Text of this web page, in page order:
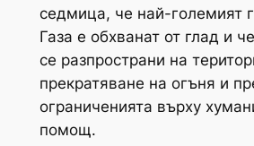
седмица, че най-големият
Газа е обхванат от глад и
се разпространи на
прекратяване на огъня и
ограниченията върху
помощ.